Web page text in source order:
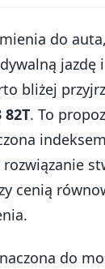
do
jazdę
bliżej
82T. To
cenią
do